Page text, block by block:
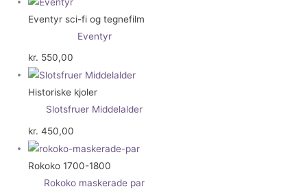
Eventyr sci-fi og tegnefilm
Eventyr
kr. 550,00
Historiske kjoler
Slotsfruer Middelalder
kr. 450,00
Rokoko 1700-1800
Rokoko maskerade par